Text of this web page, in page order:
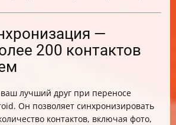
—
200 контактов
лучший друг при переносе
Он позволяет синхронизировать
контактов, включая фото,